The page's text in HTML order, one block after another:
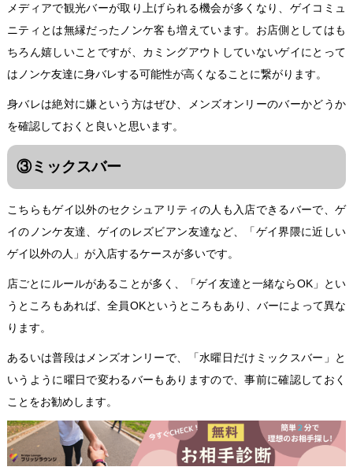
メディアで観光バーが取り上げられる機会が多くなり、ゲイコミュ
ニティとは無縁だったノンケ客も増えています。お店側としてはも
ちろん嬉しいことですが、カミングアウトしていないゲイにとって
はノンケ友達に身バレする可能性が高くなることに繋がります。
身バレは絶対に嫌という方はぜひ、メンズオンリーのバーかどうか
を確認しておくと良いと思います。
③ミックスバー
こちらもゲイ以外のセクシュアリティの人も入店できるバーで、ゲ
イのノンケ友達、ゲイのレズビアン友達など、「ゲイ界隈に近しい
ゲイ以外の人」が入店するケースが多いです。
店ごとにルールがあることが多く、「ゲイ友達と一緒ならOK」とい
うところもあれば、全員OKというところもあり、バーによって異な
ります。
あるいは普段はメンズオンリーで、「水曜日だけミックスバー」と
いうように曜日で変わるバーもありますので、事前に確認しておく
ことをお勧めします。